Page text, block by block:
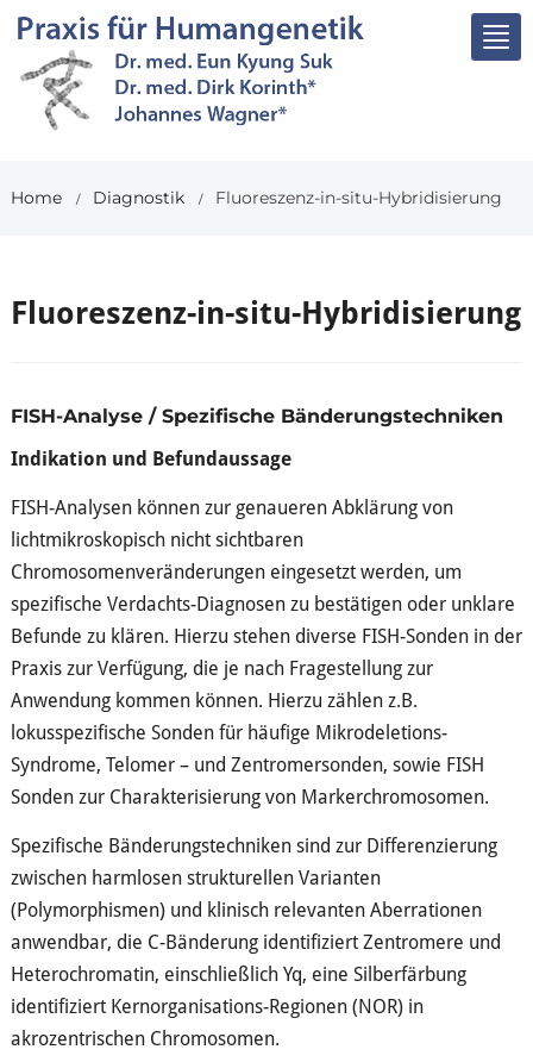
Home / Diagnostik / Fluoreszenz-in-situ-Hybridisierung
Fluoreszenz-in-situ-Hybridisierung
FISH-Analyse / Spezifische Bänderungstechniken
Indikation und Befundaussage
FISH-Analysen können zur genaueren Abklärung von
lichtmikroskopisch nicht sichtbaren
Chromosomenveränderungen eingesetzt werden, um
spezifische Verdachts-Diagnosen zu bestätigen oder unklare
Befunde zu klären. Hierzu stehen diverse FISH-Sonden in der
Praxis zur Verfügung, die je nach Fragestellung zur
Anwendung kommen können. Hierzu zählen z.B.
lokusspezifische Sonden für häufige Mikrodeletions-
Syndrome, Telomer – und Zentromersonden, sowie FISH
Sonden zur Charakterisierung von Markerchromosomen.
Spezifische Bänderungstechniken sind zur Differenzierung
zwischen harmlosen strukturellen Varianten
(Polymorphismen) und klinisch relevanten Aberrationen
anwendbar, die C-Bänderung identifiziert Zentromere und
Heterochromatin, einschließlich Yq, eine Silberfärbung
identifiziert Kernorganisations-Regionen (NOR) in
akrozentrischen Chromosomen.